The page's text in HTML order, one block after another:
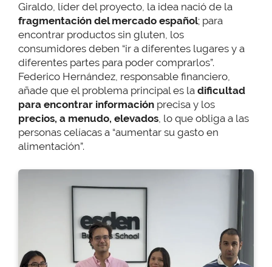
Giraldo, líder del proyecto, la idea nació de la
fragmentación del mercado español; para
encontrar productos sin gluten, los
consumidores deben “ir a diferentes lugares y a
diferentes partes para poder comprarlos”.
Federico Hernández, responsable financiero,
añade que el problema principal es la dificultad
para encontrar información precisa y los
precios, a menudo, elevados, lo que obliga a las
personas celíacas a “aumentar su gasto en
alimentación”.